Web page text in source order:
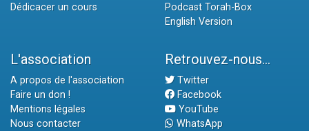
Dédicacer un cours
Podcast Torah-Box
English Version
L'association
A propos de l'association
Faire un don !
Mentions légales
Nous contacter
Retrouvez-nous...
Twitter
Facebook
YouTube
WhatsApp